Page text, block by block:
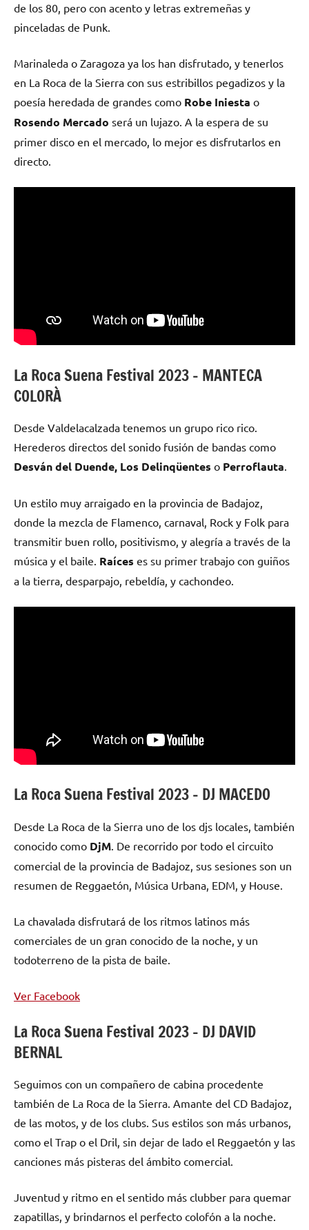
de los 80, pero con acento y letras extremeñas y
pinceladas de Punk.
Marinaleda o Zaragoza ya los han disfrutado, y tenerlos
en La Roca de la Sierra con sus estribillos pegadizos y la
poesía heredada de grandes como Robe Iniesta o
Rosendo Mercado será un lujazo. A la espera de su
primer disco en el mercado, lo mejor es disfrutarlos en
directo.
La Roca Suena Festival 2023 – MANTECA
COLORÀ
Desde Valdelacalzada tenemos un grupo rico rico.
Herederos directos del sonido fusión de bandas como
Desván del Duende, Los Delinqüentes o Perroflauta.
Un estilo muy arraigado en la provincia de Badajoz,
donde la mezcla de Flamenco, carnaval, Rock y Folk para
transmitir buen rollo, positivismo, y alegría a través de la
música y el baile. Raíces es su primer trabajo con guiños
a la tierra, desparpajo, rebeldía, y cachondeo.
La Roca Suena Festival 2023 – DJ MACEDO
Desde La Roca de la Sierra uno de los djs locales, también
conocido como DjM . De recorrido por todo el circuito
comercial de la provincia de Badajoz, sus sesiones son un
resumen de Reggaetón, Música Urbana, EDM, y House.
La chavalada disfrutará de los ritmos latinos más
comerciales de un gran conocido de la noche, y un
todoterreno de la pista de baile.
Ver Facebook
La Roca Suena Festival 2023 – DJ DAVID
BERNAL
Seguimos con un compañero de cabina procedente
también de La Roca de la Sierra. Amante del CD Badajoz,
de las motos, y de los clubs. Sus estilos son más urbanos,
como el Trap o el Dril, sin dejar de lado el Reggaetón y las
canciones más pisteras del ámbito comercial.
Juventud y ritmo en el sentido más clubber para quemar
zapatillas, y brindarnos el perfecto colofón a la noche.